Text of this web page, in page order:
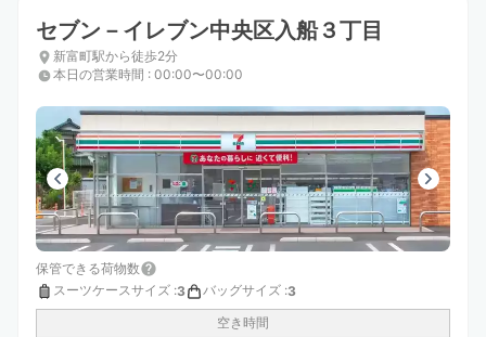
セブン－イレブン中央区入船３丁目
新富町駅から徒歩2分
本日の営業時間 : 00:00〜00:00
保管できる荷物数
スーツケースサイズ :3 バッグサイズ :3
空き時間